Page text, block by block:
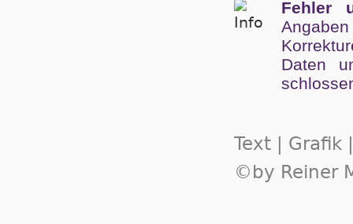
Fehler
Angaben
Da­ten
Text | Grafik
©by Reiner